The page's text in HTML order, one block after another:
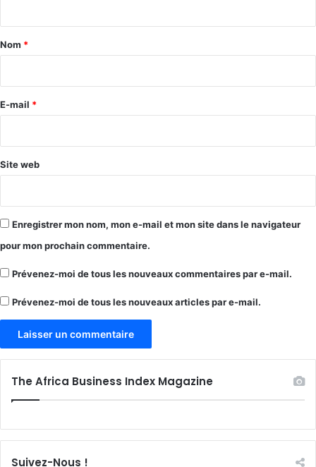
a
e
Nom *
E-mail *
Site web
Enregistrer mon nom, mon e-mail et mon site dans le navigateur
pour mon prochain commentaire.
Prévenez-moi de tous les nouveaux commentaires par e-mail.
Prévenez-moi de tous les nouveaux articles par e-mail.
The Africa Business Index Magazine
Suivez-Nous !